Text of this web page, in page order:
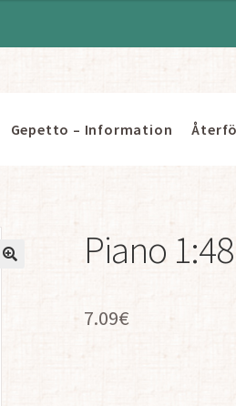
Gepetto – Information
Piano 1:48
7.09€